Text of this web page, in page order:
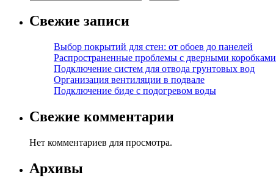
Свежие записи
Выбор покрытий для стен: от обоев до панелей
Распространенные проблемы с дверными коробками
Подключение систем для отвода грунтовых вод
Организация вентиляции в подвале
Подключение биде с подогревом воды
Свежие комментарии
Нет комментариев для просмотра.
Архивы